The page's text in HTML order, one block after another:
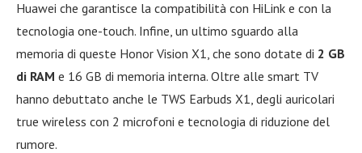
Huawei che garantisce la compatibilità con HiLink e con la
tecnologia one-touch. Infine, un ultimo sguardo alla
memoria di queste Honor Vision X1, che sono dotate di 2 GB
di RAM e 16 GB di memoria interna. Oltre alle smart TV
hanno debuttato anche le TWS Earbuds X1, degli auricolari
true wireless con 2 microfoni e tecnologia di riduzione del
rumore.